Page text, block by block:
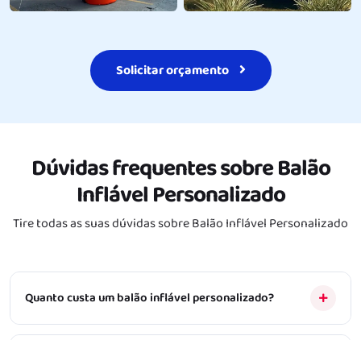
Solicitar orçamento
Dúvidas frequentes sobreBalão
Inflável Personalizado
Tire todas as suas dúvidas sobreBalão Inflável Personalizado
Quanto custa um balão inflável personalizado?